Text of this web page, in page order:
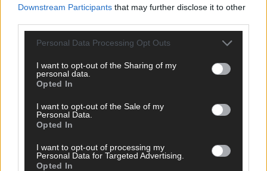
Downstream Participants that may further disclose it to other
Personal Data Processing Opt Outs
I want to opt-out of the Sharing of my
personal data.
Opted In
I want to opt-out of the Sale of my
Personal Data.
Opted In
I want to opt-out of processing my
Personal Data for Targeted Advertising.
Opted In
MEDIATHEK
The Voice of Germany: Gabriela singt Whitney
Houstons „I Look To You“ und verzaubert das
Publikum!
The Voice of Germany: Gewinnerin Jennifer Lynn
performt unter Tränen „Light The Sky“
The Masked Singer: Der Mustang und der